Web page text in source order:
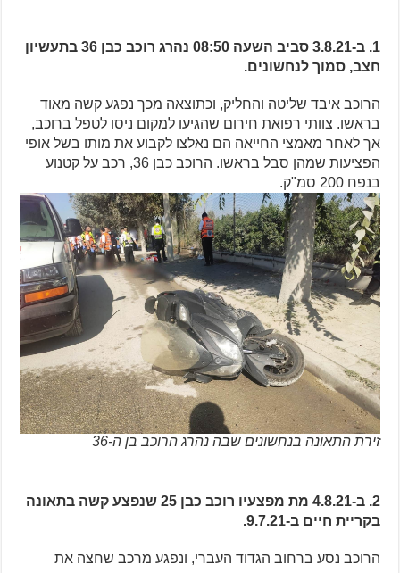
1. ב-3.8.21 סביב השעה 08:50 נהרג רוכב כבן 36 בתעשיון
חצב, סמוך לנחשונים.
הרוכב איבד שליטה והחליק, וכתוצאה מכך נפגע קשה מאוד
בראשו. צוותי רפואת חירום שהגיעו למקום ניסו לטפל ברוכב,
אך לאחר מאמצי החייאה הם נאלצו לקבוע את מותו בשל אופי
הפציעות שמהן סבל בראשו. הרוכב כבן 36, רכב על קטנוע
בנפח 200 סמ"ק.
זירת התאונה בנחשונים שבה נהרג הרוכב בן ה-36
2. ב-4.8.21 מת מפצעיו רוכב כבן 25 שנפצע קשה בתאונה
בקריית חיים ב-9.7.21.
הרוכב נסע ברחוב הגדוד העברי, ונפגע מרכב שחצה את